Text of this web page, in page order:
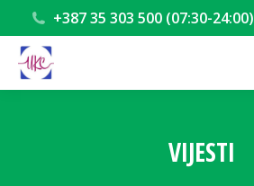
+387 35 303 500 (07:30-24:00)
VIJESTI